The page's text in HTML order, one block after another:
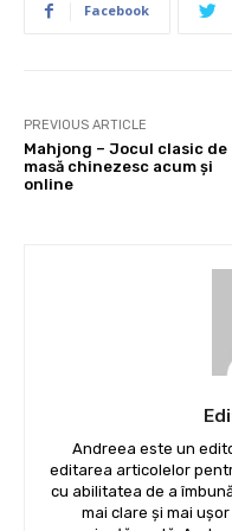
Facebook
PREVIOUS ARTICLE
Mahjong – Jocul clasic de
masă chinezesc acum și
online
Andreea este un
editarea articolelor
cu abilitatea de a
mai clare și mai